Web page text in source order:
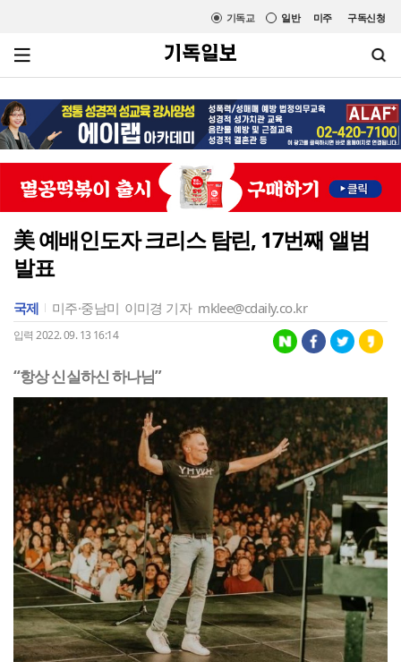
미주 구독신청
일반
기독교
美 예배인도자 크리스 탐린, 17번째 앨범
발표
국제 미주·중남미 이미경 기자 mklee@cdaily.co.kr
입력 2022. 09. 13 16:14
“항상 신실하신 하나님”